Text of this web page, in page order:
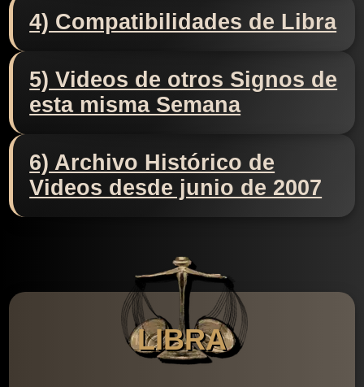
4) Compatibilidades de Libra
5) Videos de otros Signos de
esta misma Semana
6) Archivo Histórico de
Videos desde junio de 2007
LIBRA